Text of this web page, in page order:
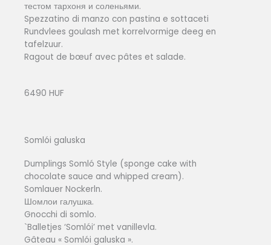
тестом тархоня и соленьями.
Spezzatino di manzo con pastina e sottaceti
Rundvlees goulash met korrelvormige deeg en
tafelzuur.
Ragout de bœuf avec pâtes et salade.
6490 HUF
Somlói galuska
Dumplings Somló Style (sponge cake with
chocolate sauce and whipped cream).
Somlauer Nockerln.
Шомлои галушка.
Gnocchi di somlo.
`Balletjes ‘Somlói’ met vanillevla.
Gâteau « Somlói galuska ».